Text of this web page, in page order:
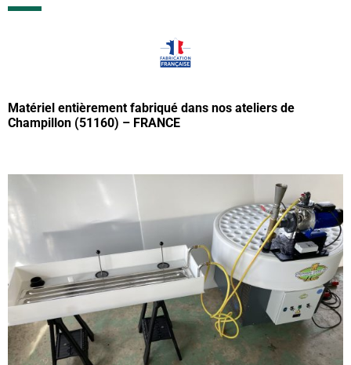
Matériel entièrement fabriqué dans nos ateliers de
Champillon (51160) – FRANCE